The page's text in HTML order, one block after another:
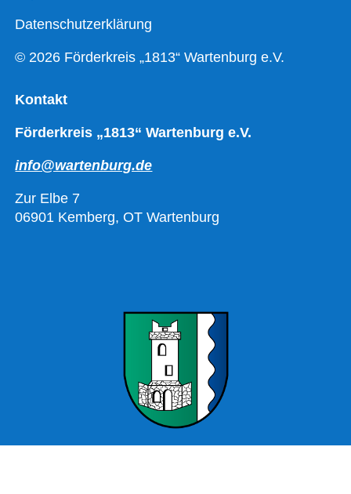
Datenschutzerklärung
© 2026 Förderkreis „1813“ Wartenburg e.V.
Kontakt
Förderkreis „1813“ Wartenburg e.V.
info@wartenburg.de
Zur Elbe 7
06901 Kemberg, OT Wartenburg